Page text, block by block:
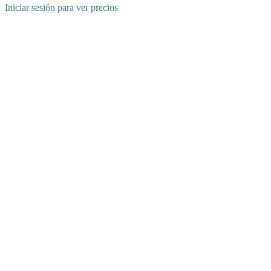
Iniciar sesión para ver precios